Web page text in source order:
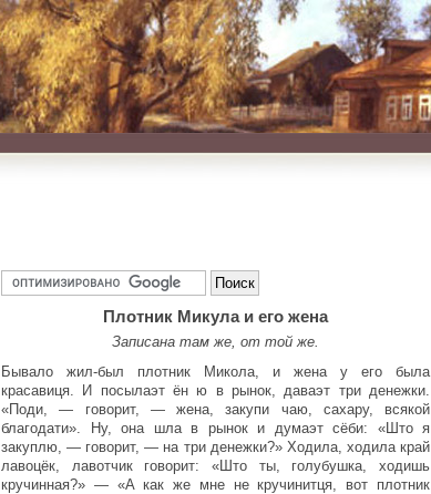
Плотник Микула и его жена
Записана там же, от той же.
Бывало жил-был плотник Микола, и жена у его была
красавиця. И посылаэт ён ю в рынок, даваэт три денежки.
«Поди, — говорит, — жена, закупи чаю, сахару, всякой
благодати». Ну, она шла в рынок и думаэт сёби: «Што я
закуплю, — говорит, — на три денежки?» Ходила, ходила край
лавоцёк, лавотчик говорит: «Што ты, голубушка, ходишь
кручинная?» — «А как же мне не кручинитця, вот плотник